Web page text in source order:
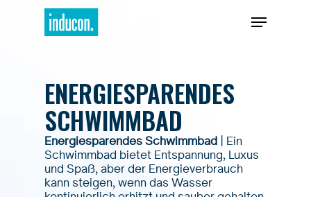
ENERGIESPARENDES
SCHWIMMBAD
Energiesparendes Schwimmbad | Ein
Schwimmbad bietet Entspannung, Luxus
und Spaß, aber der Energieverbrauch
kann steigen, wenn das Wasser